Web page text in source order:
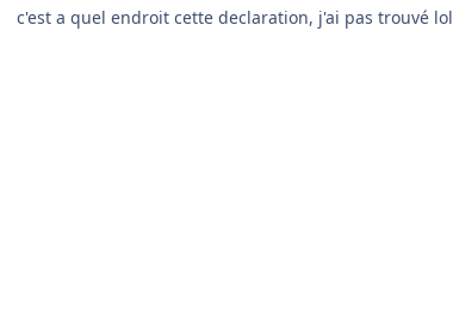
c'est a quel endroit cette declaration, j'ai pas trouvé lol